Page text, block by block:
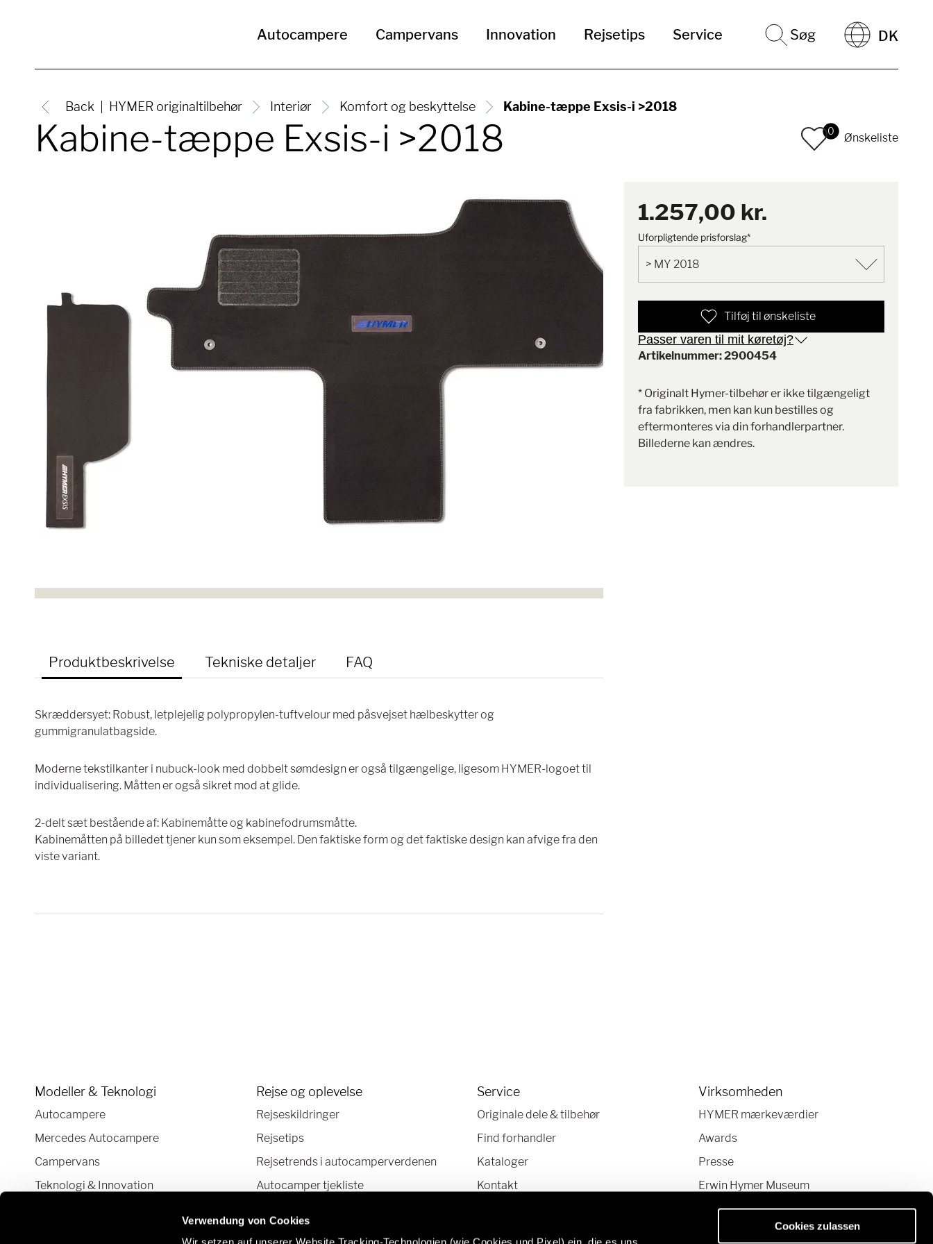
Verwendung von Cookies
Cookies zulassen
Autocampere Campervans Innovation Rejsetips Service Søg DK
Back HYMER originaltilbehør Interiør Komfort og beskyttelse Kabine-tæppe Exsis-i >2018
Kabine-tæppe Exsis-i >2018 0
Ønskeliste
Produktbeskrivelse Tekniske detaljer FAQ
Skræddersyet: Robust, letplejelig polypropylen-tuftvelour med påsvejset hælbeskytter og
gummigranulatbagside.
Moderne tekstilkanter i nubuck-look med dobbelt sømdesign er også tilgængelige, ligesom HYMER-logoet til
individualisering. Måtten er også sikret mod at glide.
2-delt sæt bestående af: Kabinemåtte og kabinefodrumsmåtte.
Kabinemåtten på billedet tjener kun som eksempel. Den faktiske form og det faktiske design kan afvige fra den
viste variant.
1.257,00 kr.
Uforpligtende prisforslag*
Tilføj til ønskeliste
Passer varen til mit køretøj?
Artikelnummer: 2900454
* Originalt Hymer-tilbehør er ikke tilgængeligt
fra fabrikken, men kan kun bestilles og
eftermonteres via din forhandlerpartner.
Billederne kan ændres.
Modeller & Teknologi
Autocampere
Mercedes Autocampere
Campervans
Teknologi & Innovation
Rejse og oplevelse
Rejseskildringer
Rejsetips
Rejsetrends i autocamperverdenen
Autocamper tjekliste
Service
Originale dele & tilbehør
Find forhandler
Kataloger
Kontakt
Virksomheden
HYMER mærkeværdier
Awards
Presse
Erwin Hymer Museum